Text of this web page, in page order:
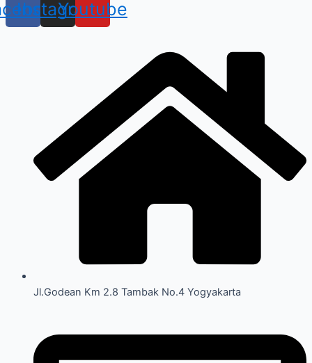
Instagram
Youtube
Jl.Godean Km 2.8 Tambak No.4 Yogyakarta